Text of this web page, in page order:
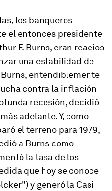
los banqueros
el entonces presidente
F. Burns, eran reacios
una estabilidad de
entendiblemente
contra la inflación
recesión, decidió
adelante. Y, como
el terreno para 1979,
a Burns como
la tasa de los
que hoy se conoce
y generó la Casi-